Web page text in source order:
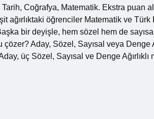
Coğrafya, Matematik. Ekstra puan
ağırlıktaki öğrenciler Matematik ve Türk
bir deyişle, hem sözel hem de
çözer? Aday, Sözel, Sayısal veya Denge
üç Sözel, Sayısal ve Denge